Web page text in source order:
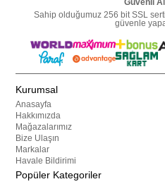
Güvenli
Sahip olduğumuz 256 bit SSL
güvenle
Kurumsal
Anasayfa
Hakkımızda
Mağazalarımız
Bize Ulaşın
Markalar
Havale Bildirimi
Popüler Kategoriler